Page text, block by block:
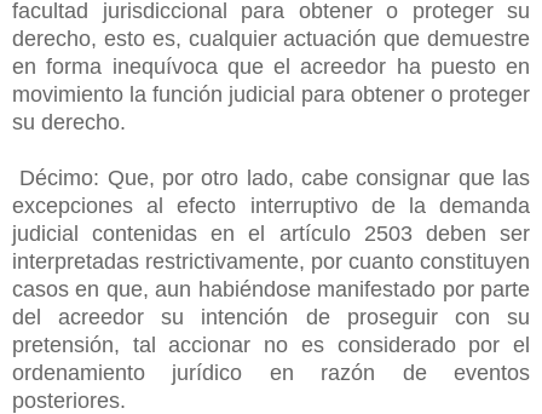
facultad jurisdiccional para obtener o proteger su
derecho, esto es, cualquier actuación que demuestre
en forma inequívoca que el acreedor ha puesto en
movimiento la función judicial para obtener o proteger
su derecho.
Décimo: Que, por otro lado, cabe consignar que las
excepciones al efecto interruptivo de la demanda
judicial contenidas en el artículo 2503 deben ser
interpretadas restrictivamente, por cuanto constituyen
casos en que, aun habiéndose manifestado por parte
del acreedor su intención de proseguir con su
pretensión, tal accionar no es considerado por el
ordenamiento jurídico en razón de eventos
posteriores.